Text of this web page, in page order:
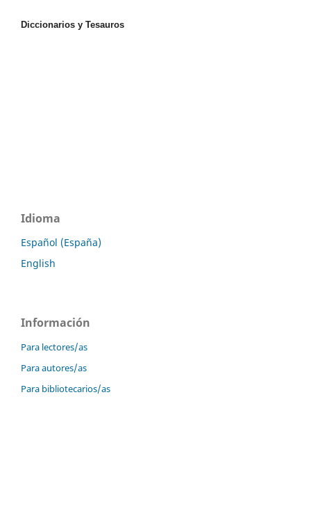
Diccionarios y Tesauros
Idioma
Español (España)
English
Información
Para lectores/as
Para autores/as
Para bibliotecarios/as